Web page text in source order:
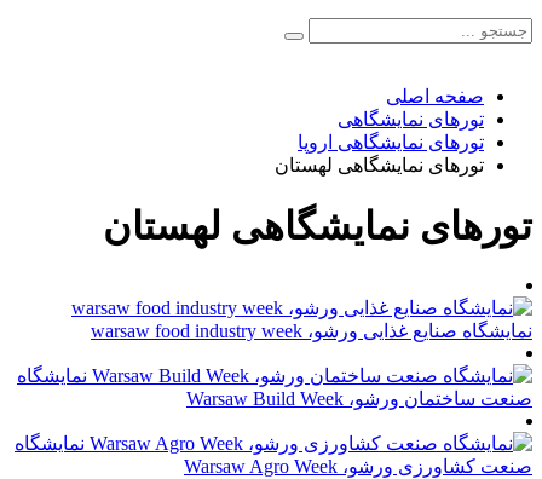
صفحه اصلی
تورهای نمایشگاهی
تورهای نمایشگاهی اروپا
تورهای نمایشگاهی لهستان
تورهای نمایشگاهی لهستان
نمایشگاه صنایع غذایی ورشو، warsaw food industry week
نمایشگاه
صنعت ساختمان ورشو، Warsaw Build Week
نمایشگاه
صنعت کشاورزی ورشو، Warsaw Agro Week